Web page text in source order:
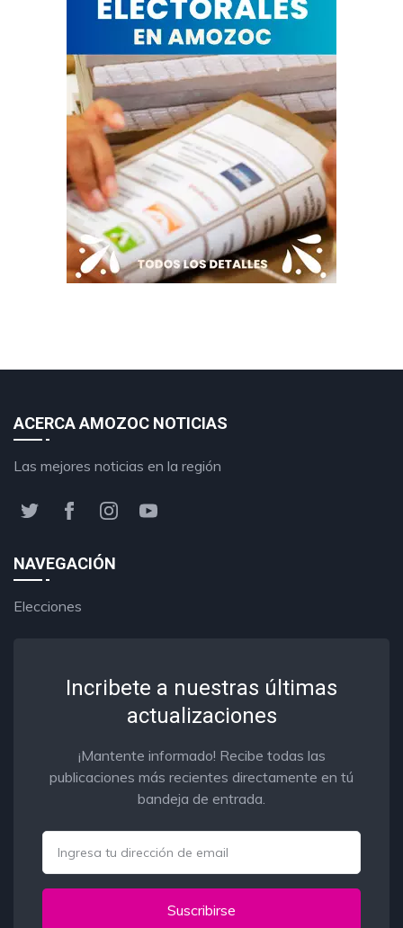
ACERCA AMOZOC NOTICIAS
Las mejores noticias en la región
NAVEGACIÓN
Elecciones
Incribete a nuestras últimas
actualizaciones
¡Mantente informado! Recibe todas las
publicaciones más recientes directamente en tú
bandeja de entrada.
Suscribirse